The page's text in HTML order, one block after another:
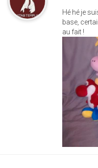
Hé hé je
base,
au fait !